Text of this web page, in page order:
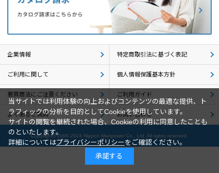
閉じる
企業情報 特定商取引法に基づく表記
ご利用に関して 個人情報保護基本方針
悪質商法にご注意ください ご利用ガイド
よくあるご質問 お問い合わせ
Copyright© 2006-2024 Nippon Manpower Co., Ltd. All rights reserved.
当サイトでは利用体験の向上およびコンテンツの最適な提供、ト
ラフィックの分析を目的としてCookieを使用しています。
サイトの閲覧を継続された場合、Cookieの利用に同意したことも
のといたします。
詳細についてはプライバシーポリシーをご確認ください。
承諾する